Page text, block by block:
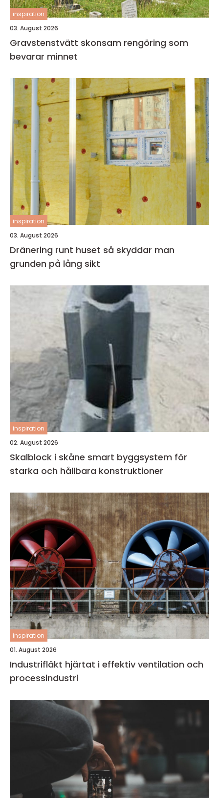
inspiration
03. August 2026
Gravstenstvätt skonsam rengöring som
bevarar minnet
inspiration
03. August 2026
Dränering runt huset så skyddar man
grunden på lång sikt
inspiration
02. August 2026
Skalblock i skåne smart byggsystem för
starka och hållbara konstruktioner
inspiration
01. August 2026
Industrifläkt hjärtat i effektiv ventilation och
processindustri